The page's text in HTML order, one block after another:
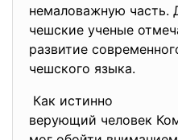
немаловажную часть.
чешские ученые
развитие
чешского языка.
Как истинно
верующий человек